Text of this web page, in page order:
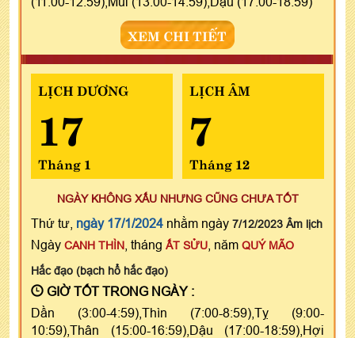
XEM CHI TIẾT
LỊCH DƯƠNG
17
Tháng 1
LỊCH ÂM
7
Tháng 12
NGÀY KHÔNG XẤU NHƯNG CŨNG CHƯA TỐT
Thứ tư, ngày 17/1/2024 nhằm ngày 7/12/2023 Âm lịch
Ngày CANH THÌN , tháng ẤT SỬU , năm QUÝ MÃO
Hắc đạo (bạch hổ hắc đạo)
GIỜ TỐT TRONG NGÀY :
Dần (3:00-4:59),Thìn (7:00-8:59),Tỵ (9:00-
10:59),Thân (15:00-16:59),Dậu (17:00-18:59),Hợi